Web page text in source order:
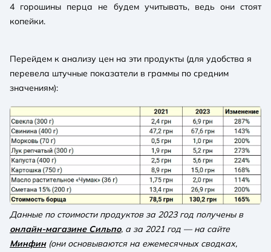
4 горошины перца не будем учитывать, ведь они стоят
копейки.
Перейдем к анализу цен на эти продукты (для удобства я
перевела штучные показатели в граммы по средним
значениям):
Данные по стоимости продуктов за 2023 год получены в
онлайн-магазине Сильпо, а за 2021 год — на сайте
Минфин(они основываются на ежемесячных сводках,